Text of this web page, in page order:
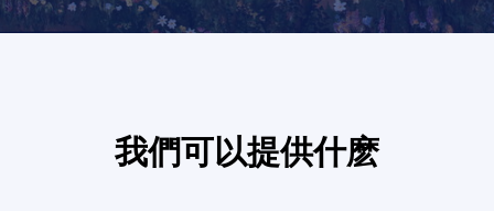
我們可以提供什麽